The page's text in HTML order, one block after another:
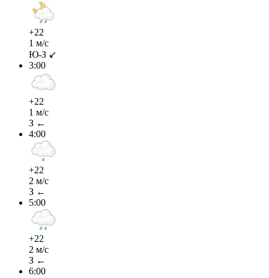
+22
1 м/с
Ю-З ↙
3:00
+22
1 м/с
З ←
4:00
+22
2 м/с
З ←
5:00
+22
2 м/с
З ←
6:00